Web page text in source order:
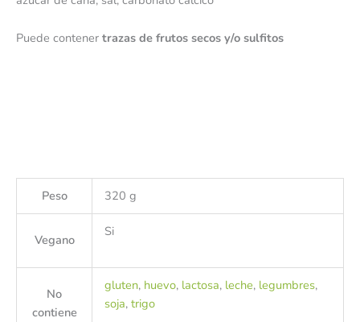
Puede contener trazas de frutos secos y/o sulfitos
Peso 320 g
Vegano
Si
No
contiene
gluten, huevo, lactosa, leche, legumbres,
soja, trigo